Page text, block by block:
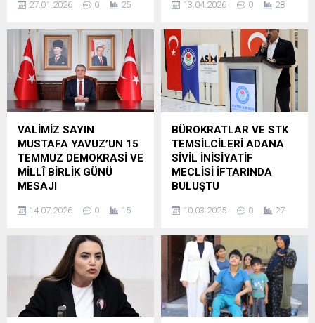
düzenlendi. Vitrin camını
duvarına saplandı.
Saldırganların bulunmasını
isteyen Palalı, “Burası benim
ekmek teknem, 3 yıldır
emek veriyorum.
Müşterilerim korkuyor ve
gelmiyorlar. İşimi, çevremi
kaybetmek istemiyorum”
dedi. Olay, 17 Ocak’ta gece
saatlerinde Seyhan ilçesi...
27.01.2026 0 25
mutluluğunu yaşadıklarını
noktaya ulaşmanın
gururunu taşıyan yönetim,
bu başarının camia için
önemli bir dönüm noktası
olduğunu ve Play-Off
sürecinde de aynı kararlılıkla
devam edeceklerini belirtti.
İskenderun maçında takımı
bir an olsun...
13.04.2026 0 28
VALİMİZ SAYIN
MUSTAFA YAVUZ’UN 15
TEMMUZ DEMOKRASİ VE
MİLLÎ BİRLİK GÜNÜ
MESAJI
hain bir darbe girişiminin
değil, aynı zamanda
milletimizin bağımsızlığına,
demokrasisine ve millî
iradesine sahip çıkma
kararlılığını tüm dünyaya ilan
ettiği tarihi bir dönüm
14.07.2026 0 15
BÜROKRATLAR VE STK
TEMSİLCİLERİ ADANA
SİVİL İNİSİYATİF
MECLİSİ İFTARINDA
BULUŞTU
Meclisi’nin (ASİM), Eğitim-
sahipliğinde düzenlediği
iftar programına bürokratlar
ve ASİM bileşeni sivil toplum
temsilcileri yoğun ilgi
gösterdi. Adana Sivil
İnisiyatif Meclisi’nin (ASİM)
10.03.2025 0 27